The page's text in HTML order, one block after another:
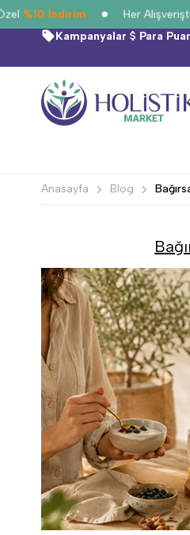
İndirim Her Alışverişte
Kampanyalar
Para
Anasayfa Blog